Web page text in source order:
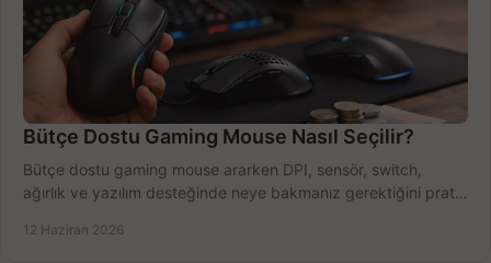
Bütçe Dostu Gaming Mouse Nasıl Seçilir?
Bütçe dostu gaming mouse ararken DPI, sensör, switch,
ağırlık ve yazılım desteğinde neye bakmanız gerektiğini pratik
12 Haziran 2026